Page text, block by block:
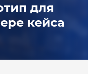
для
кейса